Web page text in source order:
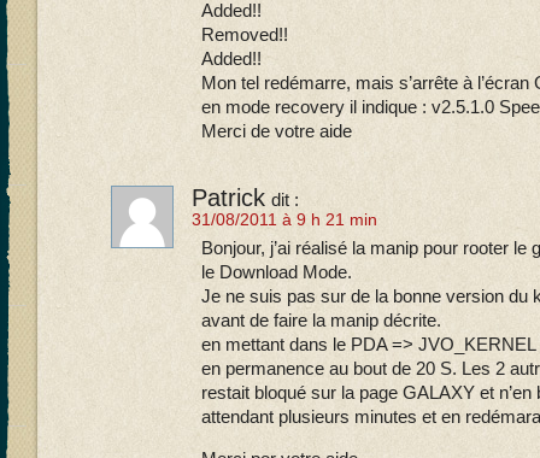
Added!!
Removed!!
Added!!
Mon tel redémarre, mais s’arrête à l’écran
en mode recovery il indique : v2.5.1.0
Merci de votre aide
Patrick dit :
31/08/2011 à 9 h 21 min
Bonjour, j’ai réalisé la manip pour rooter le
le Download Mode.
Je ne suis pas sur de la bonne version du
avant de faire la manip décrite.
en mettant dans le PDA =>
en permanence au bout de 20 S. Les 2
restait bloqué sur la page GALAXY et
attendant plusieurs minutes et en